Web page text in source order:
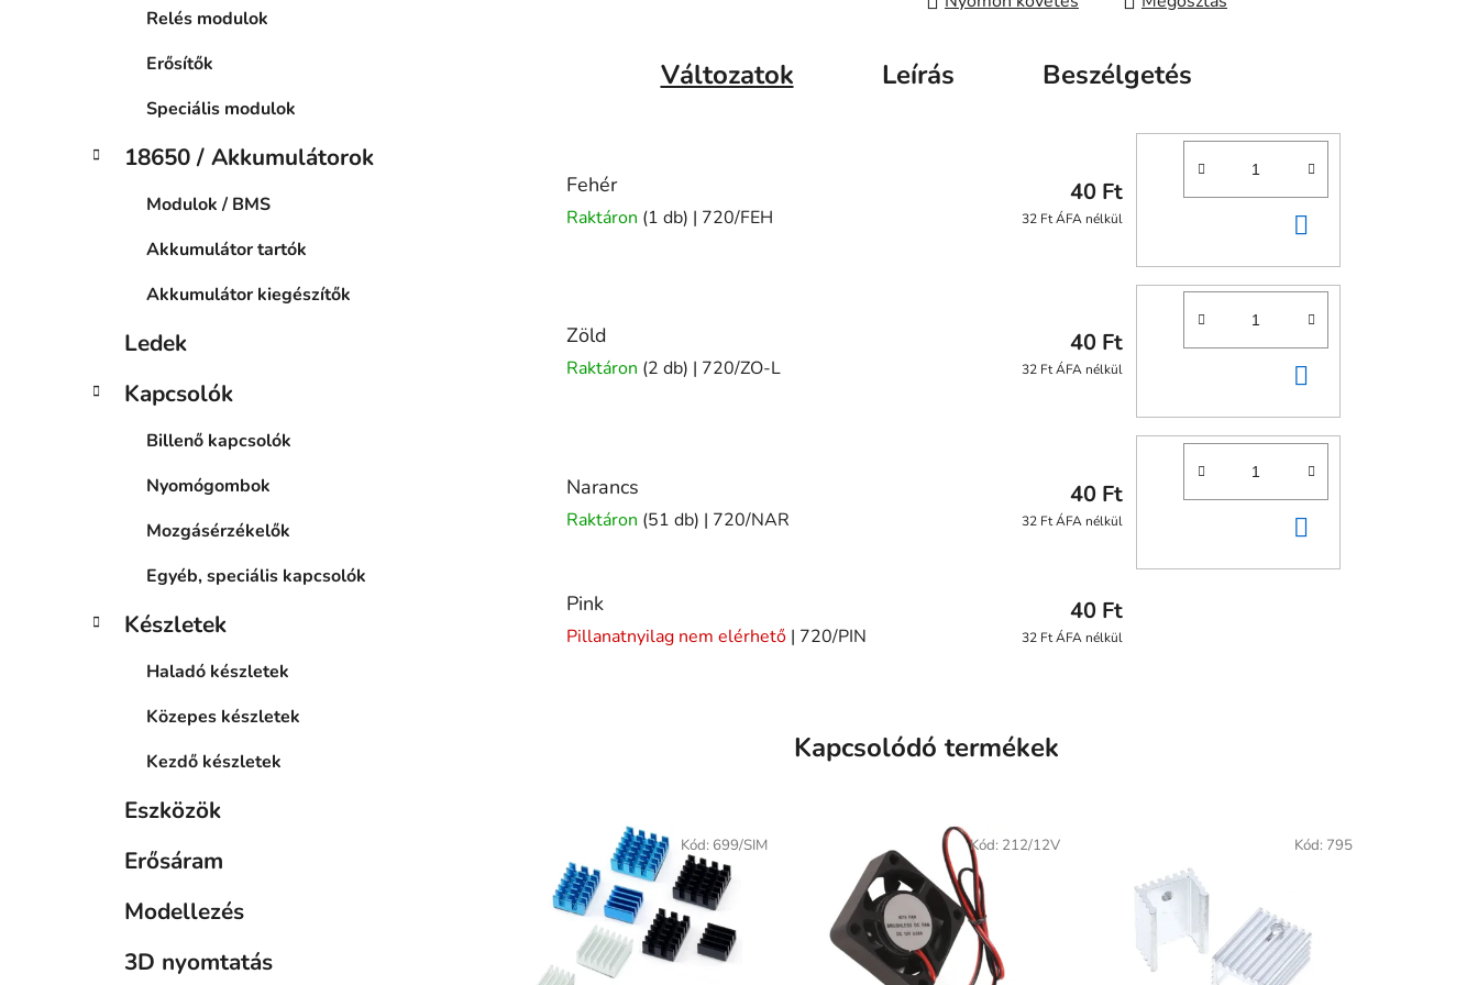
Relés modulok
Erősítők
Speciális modulok
18650 / Akkumulátorok
Modulok / BMS
Akkumulátor tartók
Akkumulátor kiegészítők
Ledek
Kapcsolók
Billenő kapcsolók
Nyomógombok
Mozgásérzékelők
Egyéb, speciális kapcsolók
Készletek
Haladó készletek
Közepes készletek
Kezdő készletek
Eszközök
Erősáram
Modellezés
3D nyomtatás
Változatok Leírás Beszélgetés
Fehér
Raktáron (1 db) | 720/FEH
40 Ft
32 Ft ÁFA nélkül
Zöld
Raktáron (2 db) | 720/ZO-L
40 Ft
32 Ft ÁFA nélkül
Narancs
Raktáron (51 db) | 720/NAR
40 Ft
32 Ft ÁFA nélkül
Pink
Pillanatnyilag nem elérhető | 720/PIN
40 Ft
32 Ft ÁFA nélkül
Kapcsolódó termékek
Kód: 699/SIM Kód: 212/12V Kód: 795